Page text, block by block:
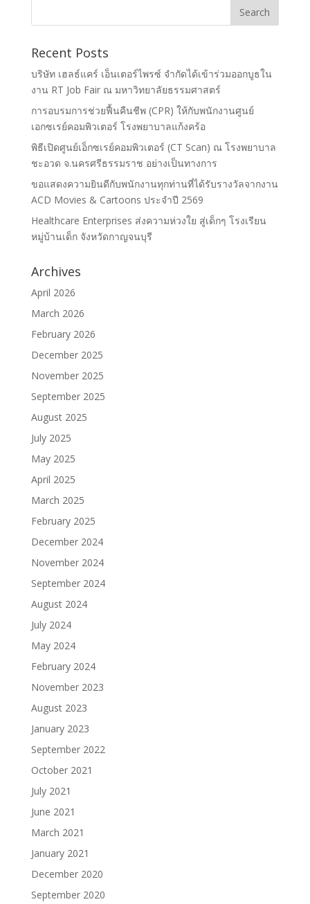
Recent Posts
บริษัท เฮลธ์แคร์ เอ็นเตอร์ไพรซ์ จำกัดได้เข้าร่วมออกบูธใน
งาน RT Job Fair ณ มหาวิทยาลัยธรรมศาสตร์
การอบรมการช่วยฟื้นคืนชีพ (CPR) ให้กับพนักงานศูนย์
เอกซเรย์คอมพิวเตอร์ โรงพยาบาลแก้งคร้อ
พิธีเปิดศูนย์เอ็กซเรย์คอมพิวเตอร์ (CT Scan) ณ โรงพยาบาล
ชะอวด จ.นครศรีธรรมราช อย่างเป็นทางการ
ขอแสดงความยินดีกับพนักงานทุกท่านที่ได้รับรางวัลจากงาน
ACD Movies & Cartoons ประจำปี 2569
Healthcare Enterprises ส่งความห่วงใย สู่เด็กๆ โรงเรียน
หมู่บ้านเด็ก จังหวัดกาญจนบุรี
Archives
April 2026
March 2026
February 2026
December 2025
November 2025
September 2025
August 2025
July 2025
May 2025
April 2025
March 2025
February 2025
December 2024
November 2024
September 2024
August 2024
July 2024
May 2024
February 2024
November 2023
August 2023
January 2023
September 2022
October 2021
July 2021
June 2021
March 2021
January 2021
December 2020
September 2020